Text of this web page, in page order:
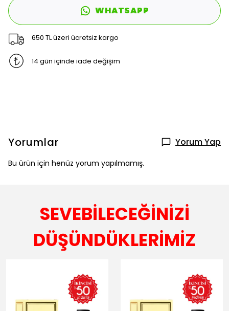
WHATSAPP
650 TL üzeri ücretsiz kargo
14 gün içinde iade değişim
Yorumlar Yorum Yap
Bu ürün için henüz yorum yapılmamış.
SEVEBİLECEĞİNİZİ
DÜŞÜNDÜKLERİMİZ